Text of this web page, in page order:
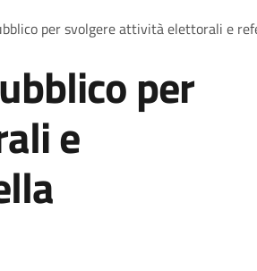
per svolgere attività elettorali e
per
e